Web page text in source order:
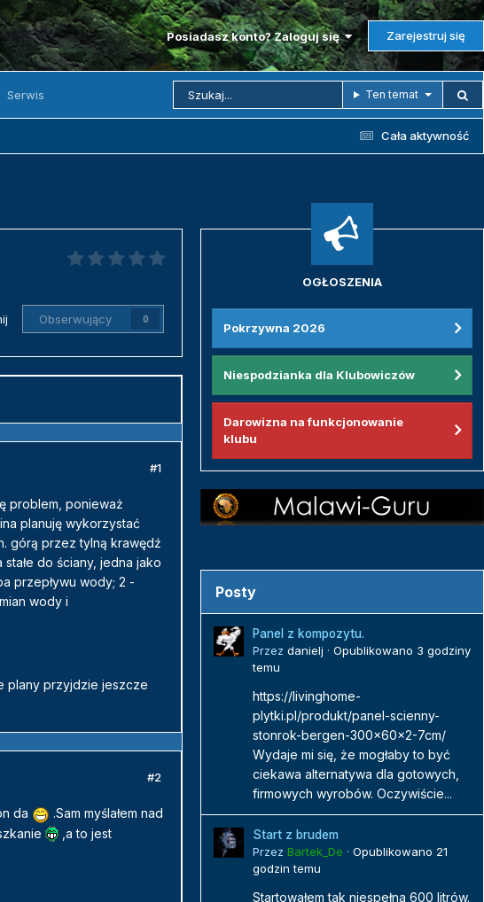
Posiadasz konto? Zaloguj się Zarejestruj się
Serwis Ten temat
Cała aktywność
Obserwujący 0
#1
problem, ponieważ
planuję wykorzystać
górą przez tylną krawędź
do ściany, jedna jako
przepływu wody; 2 -
wody i
plany przyjdzie jeszcze
#2
da
.Sam myślałem nad
,a to jest
OGŁOSZENIA
Pokrzywna 2026
Niespodzianka dla Klubowiczów
Darowizna na funkcjonowanie
klubu
Posty
Panel z kompozytu.
Przez danielj · Opublikowano 3 godziny
temu
https://livinghome-
plytki.pl/produkt/panel-scienny-
stonrok-bergen-300x60x2-7cm/
Wydaje mi się, że mogłaby to być
ciekawa alternatywa dla gotowych,
firmowych wyrobów. Oczywiście...
Start z brudem
Przez Bartek_De · Opublikowano 21
godzin temu
Startowałem tak niespełna 600 litrów.